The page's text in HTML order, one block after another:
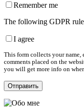
Remember me
The following GDPR
I agree
This form collects your name,
comments placed on the
you will get more info on